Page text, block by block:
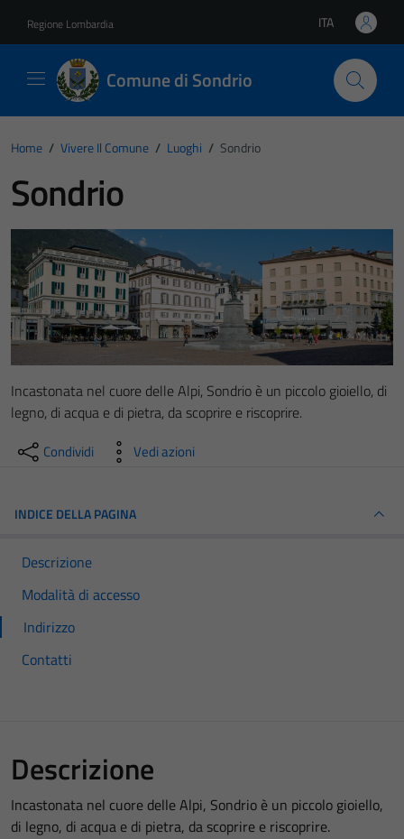
Regione Lombardia Lingua attiva:
ITA
Comune di Sondrio
Home / Vivere Il Comune / Luoghi / Sondrio
Sondrio
Incastonata nel cuore delle Alpi, Sondrio è un piccolo gioiello, di
legno, di acqua e di pietra, da scoprire e riscoprire.
Condividi Vedi azioni
INDICE DELLA PAGINA
Descrizione
Modalità di accesso
Indirizzo
Contatti
Descrizione
Incastonata nel cuore delle Alpi, Sondrio è un piccolo gioiello,
di legno, di acqua e di pietra, da scoprire e riscoprire.